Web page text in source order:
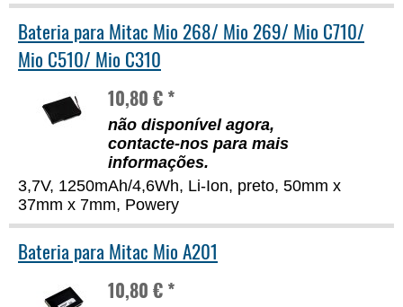
Bateria para Mitac Mio 268/ Mio 269/ Mio C710/
Mio C510/ Mio C310
10,80 € *
não disponível agora,
contacte-nos para mais
informações.
3,7V, 1250mAh/4,6Wh, Li-Ion, preto, 50mm x
37mm x 7mm, Powery
Bateria para Mitac Mio A201
10,80 € *